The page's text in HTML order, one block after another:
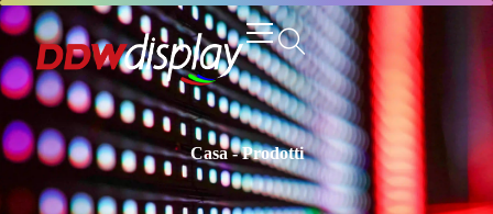
Casa-Prodotti